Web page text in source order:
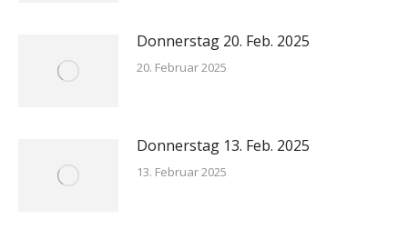
Donnerstag 20. Feb. 2025
20. Februar 2025
Donnerstag 13. Feb. 2025
13. Februar 2025